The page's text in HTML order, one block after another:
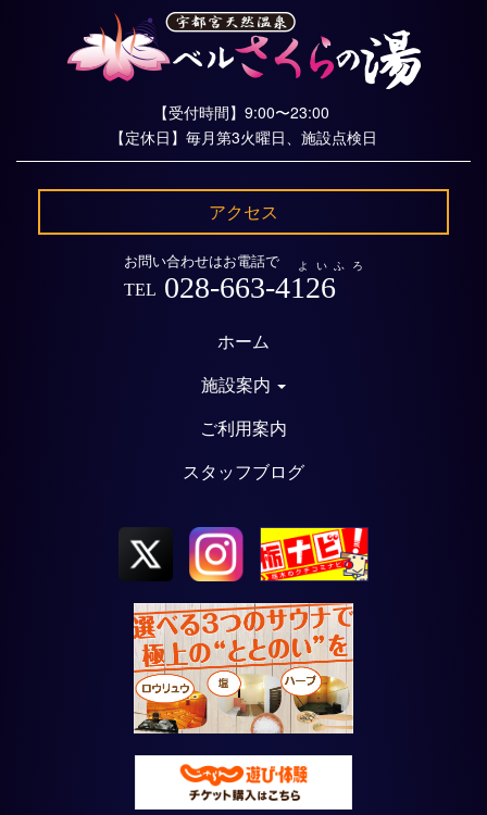
【受付時間】9:00〜23:00
【定休日】毎月第3火曜日、施設点検日
アクセス
お問い合わせはお電話で よいふろ
TEL 028-663-4126
ホーム
施設案内
ご利用案内
スタッフブログ